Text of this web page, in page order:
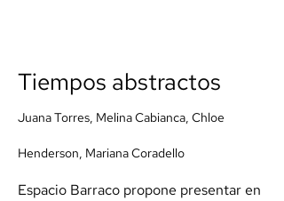
Tiempos abstractos
Juana Torres, Melina Cabianca, Chloe
Henderson, Mariana Coradello
Espacio Barraco propone presentar en